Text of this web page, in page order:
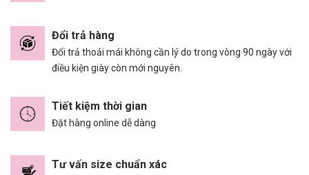
Đổi trả hàng
Đổi trả thoải mái không cần lý do trong vòng 90 ngày với
điều kiện giày còn mới nguyên.
Tiết kiệm thời gian
Đặt hàng online dễ dàng
Tư vấn size chuẩn xác